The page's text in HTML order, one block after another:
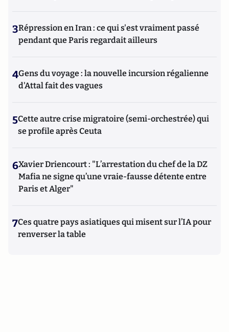
3Répression en Iran : ce qui s'est vraiment passé
pendant que Paris regardait ailleurs
4Gens du voyage : la nouvelle incursion régalienne
d'Attal fait des vagues
5Cette autre crise migratoire (semi-orchestrée) qui
se profile après Ceuta
6Xavier Driencourt : "L’arrestation du chef de la DZ
Mafia ne signe qu’une vraie-fausse détente entre
Paris et Alger"
7Ces quatre pays asiatiques qui misent sur l’IA pour
renverser la table